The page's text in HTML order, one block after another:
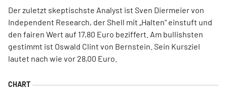
Der zuletzt skeptischste Analyst ist Sven Diermeier von
Independent Research, der Shell mit „Halten“ einstuft und
den fairen Wert auf 17,80 Euro beziffert. Am bullishsten
gestimmt ist Oswald Clint von Bernstein. Sein Kursziel
lautet nach wie vor 28,00 Euro.